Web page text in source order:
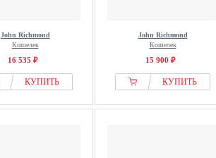
John Richmond
Кошелек
16 535 ₽
КУПИТЬ
John Richmond
Кошелек
15 900 ₽
КУПИТЬ